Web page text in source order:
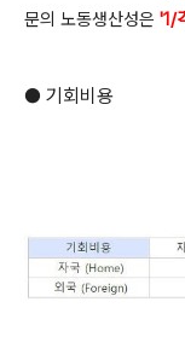
문의 노동생산성은 '1/
● 기회비용